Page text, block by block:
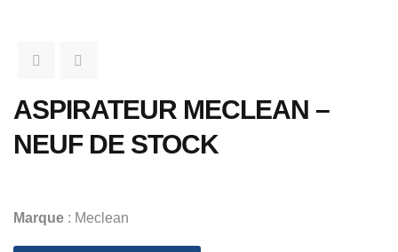
ASPIRATEUR MECLEAN –
NEUF DE STOCK
Marque : Meclean